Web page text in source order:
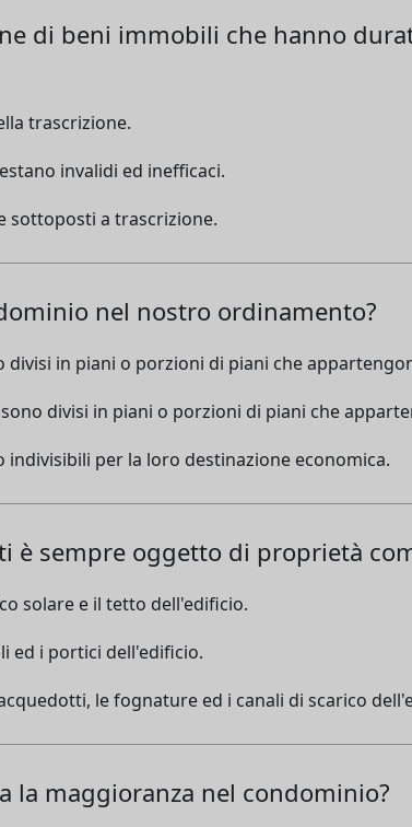
di beni immobili che hanno
trascrizione.
invalidi ed inefficaci.
sottoposti a trascrizione.
nel nostro ordinamento?
divisi in piani o porzioni di piani che
divisi in piani o porzioni di piani che
indivisibili per la loro destinazione economica.
è sempre oggetto di proprietà
solare e il tetto dell'edificio.
ed i portici dell'edificio.
le fognature ed i canali di scarico
la maggioranza nel condominio?